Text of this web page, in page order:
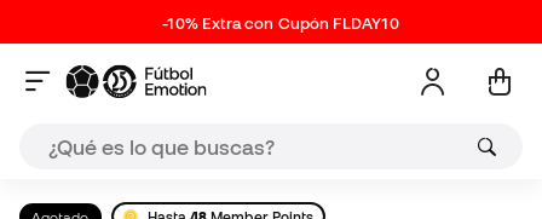
-10% Extra con Cupón FLDAY10